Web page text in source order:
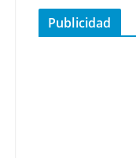
Publicidad